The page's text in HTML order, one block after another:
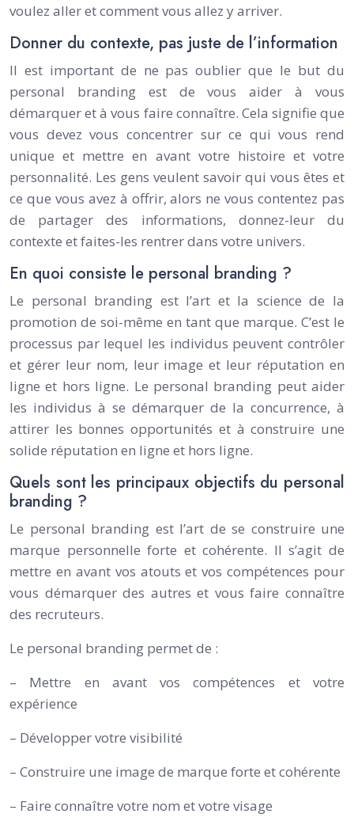
voulez aller et comment vous allez y arriver.
Donner du contexte, pas juste de l’information
Il est important de ne pas oublier que le but du
personal branding est de vous aider à vous
démarquer et à vous faire connaître. Cela signifie que
vous devez vous concentrer sur ce qui vous rend
unique et mettre en avant votre histoire et votre
personnalité. Les gens veulent savoir qui vous êtes et
ce que vous avez à offrir, alors ne vous contentez pas
de partager des informations, donnez-leur du
contexte et faites-les rentrer dans votre univers.
En quoi consiste le personal branding ?
Le personal branding est l’art et la science de la
promotion de soi-même en tant que marque. C’est le
processus par lequel les individus peuvent contrôler
et gérer leur nom, leur image et leur réputation en
ligne et hors ligne. Le personal branding peut aider
les individus à se démarquer de la concurrence, à
attirer les bonnes opportunités et à construire une
solide réputation en ligne et hors ligne.
Quels sont les principaux objectifs du personal
branding ?
Le personal branding est l’art de se construire une
marque personnelle forte et cohérente. Il s’agit de
mettre en avant vos atouts et vos compétences pour
vous démarquer des autres et vous faire connaître
des recruteurs.
Le personal branding permet de :
– Mettre en avant vos compétences et votre
expérience
– Développer votre visibilité
– Construire une image de marque forte et cohérente
– Faire connaître votre nom et votre visage